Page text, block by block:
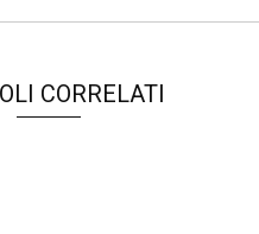
CORRELATI